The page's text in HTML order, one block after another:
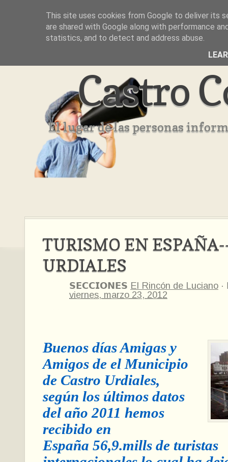
Inicio Aviso Legal Quienes Somos ??
Castro
El lugar de las personas
TURISMO EN
URDIALES
𝗦𝗘𝗖𝗖𝗜𝗢𝗡𝗘𝗦 El Rincón de Luciano ·
viernes, marzo 23, 2012
Buenos días Amigas y
Amigos de el Municipio
de Castro Urdiales,
según los últimos datos
del año 2011 hemos
recibido en
España 56,9.mills de turistas
This site uses cookies from Google to deliver its
are shared with Google along with performance
statistics, and to detect and address abuse.